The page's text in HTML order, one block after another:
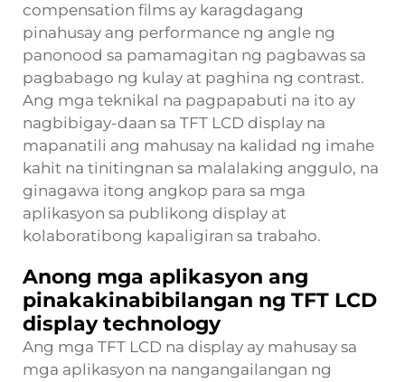
compensation films ay karagdagang
pinahusay ang performance ng angle ng
panonood sa pamamagitan ng pagbawas sa
pagbabago ng kulay at paghina ng contrast.
Ang mga teknikal na pagpapabuti na ito ay
nagbibigay-daan sa TFT LCD display na
mapanatili ang mahusay na kalidad ng imahe
kahit na tinitingnan sa malalaking anggulo, na
ginagawa itong angkop para sa mga
aplikasyon sa publikong display at
kolaboratibong kapaligiran sa trabaho.
Anong mga aplikasyon ang
pinakakinabibilangan ng TFT LCD
display technology
Ang mga TFT LCD na display ay mahusay sa
mga aplikasyon na nangangailangan ng